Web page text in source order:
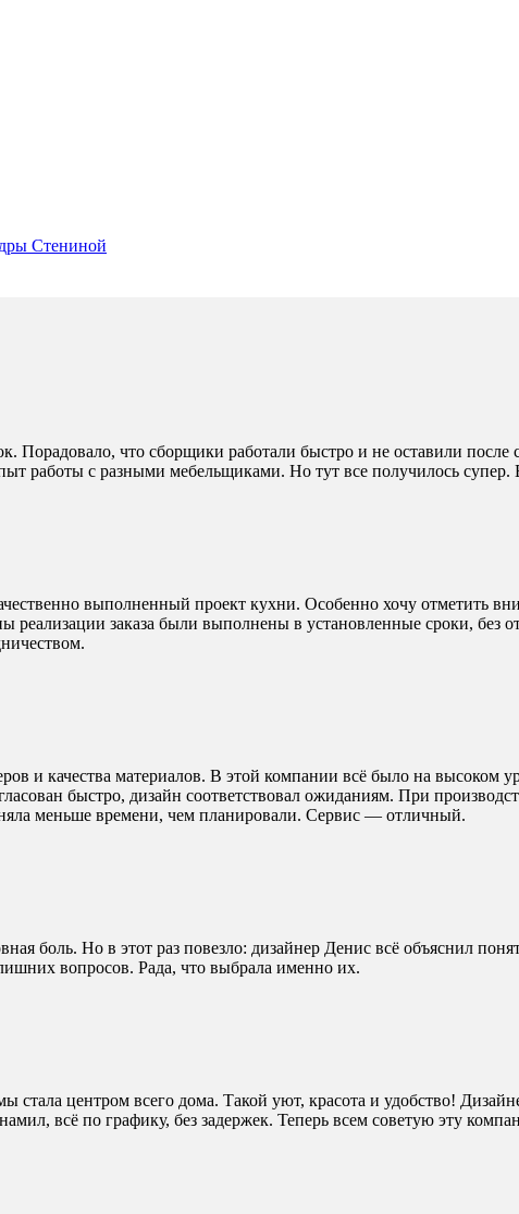
Стениной
Порадовало, что сборщики работали быстро и не оставили
работы с разными мебельщиками. Но тут все получилось супер.
выполненный проект кухни. Особенно хочу отметить
заказа были выполнены в установленные сроки, без
и качества материалов. В этой компании всё было на высоком
быстро, дизайн соответствовал ожиданиям. При
меньше времени, чем планировали. Сервис — отличный.
боль. Но в этот раз повезло: дизайнер Денис всё объяснил
вопросов. Рада, что выбрала именно их.
центром всего дома. Такой уют, красота и удобство!
всё по графику, без задержек. Теперь всем советую эту